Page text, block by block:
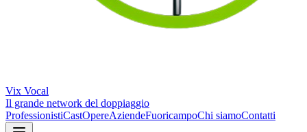
Vix Vocal
Il grande network del doppiaggio
ProfessionistiCastOpereAziendeFuoricampoChi siamoContatti